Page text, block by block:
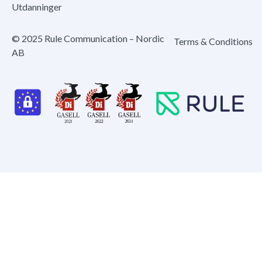
Utdanninger
© 2025 Rule Communication – Nordic
AB
Terms & Conditions